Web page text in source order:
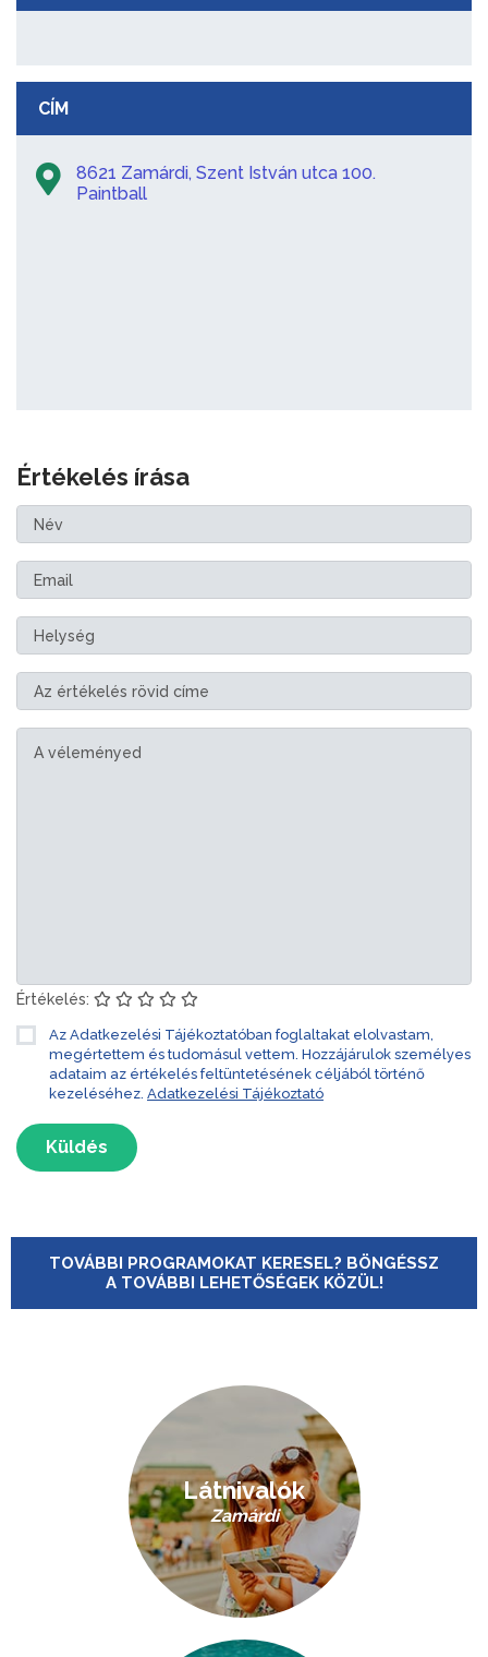
CÍM
8621 Zamárdi, Szent István utca 100.
Paintball
Értékelés írása
Értékelés:
Az Adatkezelési Tájékoztatóban foglaltakat elolvastam,
megértettem és tudomásul vettem. Hozzájárulok személyes
adataim az értékelés feltüntetésének céljából történő
kezeléséhez. Adatkezelési Tájékoztató
Küldés
TOVÁBBI PROGRAMOKAT KERESEL? BÖNGÉSSZ
A TOVÁBBI LEHETŐSÉGEK KÖZÜL!
Látnivalók
Zamárdi